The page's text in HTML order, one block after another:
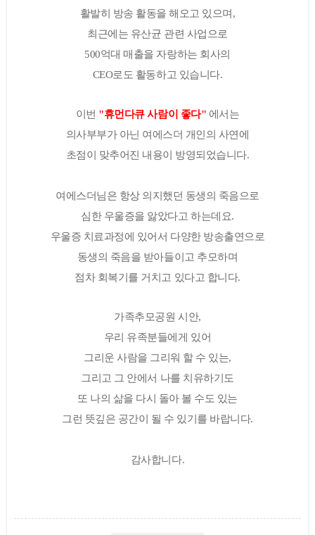
활발히 방송 활동을 해오고 있으며,
최근에는 유산균 관련 사업으로
500억대 매출을 자랑하는 회사의
CEO로도 활동하고 있습니다.
이번 "휴먼다큐 사람이 좋다" 에서는
의사부부가 아닌 여에스더 개인의 사연에
초점이 맞추어진 내용이 방영되었습니다.
여에스더님은 항상 의지했던 동생의 죽음으로
심한 우울증을 앓았다고 하는데요.
우울증 치료과정에 있어서 다양한 방송출연으로
동생의 죽음을 받아들이고 추모하며
점차 회복기를 거치고 있다고 합니다.
가족추모공원 시안,
우리 유족분들에게 있어
그리운 사람을 그리워 할 수 있는,
그리고 그 안에서 나를 치유하기도
또 나의 삶을 다시 돌아 볼 수도 있는
그런 뜻깊은 공간이 될 수 있기를 바랍니다.
감사합니다.